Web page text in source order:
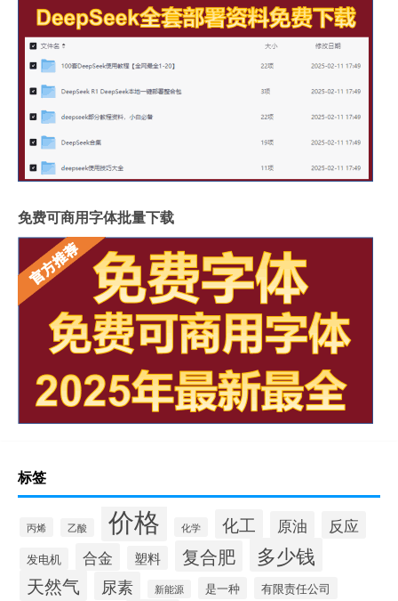
免费可商用字体批量下载
标签
丙烯 乙酸 价格 化学 化工 原油 反应
发电机 合金 塑料 复合肥 多少钱
天然气 尿素 新能源 是一种 有限责任公司